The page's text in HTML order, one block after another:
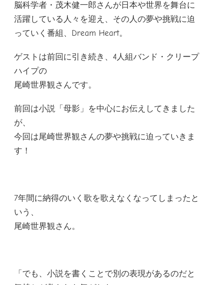
脳科学者・茂木健一郎さんが日本や世界を舞台に
活躍している人々を迎え、その人の夢や挑戦に迫
っていく番組、Dream Heart。
ゲストは前回に引き続き、4人組バンド・クリープ
ハイプの
尾崎世界観さんです。
前回は小説「母影」を中心にお伝えしてきました
が、
今回は尾崎世界観さんの夢や挑戦に迫っていきま
す！
7年間に納得のいく歌を歌えなくなってしまったと
いう、
尾崎世界観さん。
「でも、小説を書くことで別の表現があるのだと